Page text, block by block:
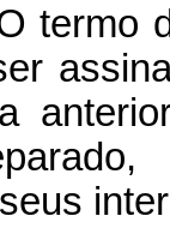
termo